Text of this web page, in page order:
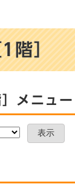
階］
メニュー
表示